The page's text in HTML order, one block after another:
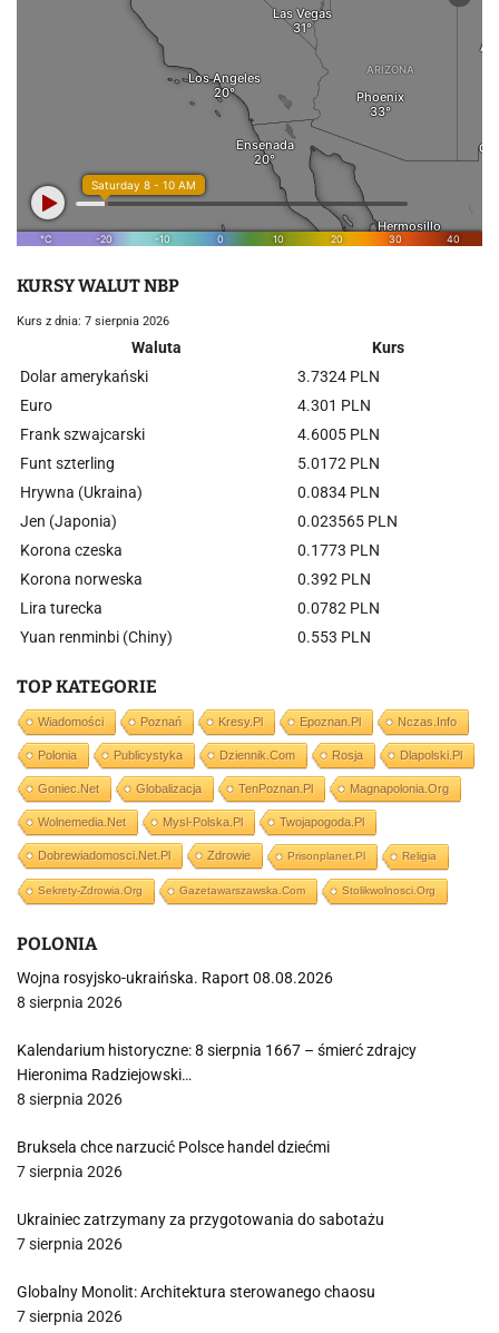
KURSY WALUT NBP
Kurs z dnia: 7 sierpnia 2026
Waluta
Kurs
Dolar amerykański
3.7324 PLN
Euro
4.301 PLN
Frank szwajcarski
4.6005 PLN
Funt szterling
5.0172 PLN
Hrywna (Ukraina)
0.0834 PLN
Jen (Japonia)
0.023565 PLN
Korona czeska
0.1773 PLN
Korona norweska
0.392 PLN
Lira turecka
0.0782 PLN
Yuan renminbi (Chiny)
0.553 PLN
TOP KATEGORIE
Wiadomości Poznań Kresy.pl Epoznan.pl Nczas.info
Polonia Publicystyka Dziennik.com Rosja Dlapolski.pl
Goniec.net Globalizacja TenPoznan.pl Magnapolonia.org
Wolnemedia.net Mysl-Polska.pl Twojapogoda.pl
Dobrewiadomosci.net.pl Zdrowie Prisonplanet.pl Religia
Sekrety-Zdrowia.org Gazetawarszawska.com Stolikwolnosci.org
POLONIA
Wojna rosyjsko-ukraińska. Raport 08.08.2026
8 sierpnia 2026
Kalendarium historyczne: 8 sierpnia 1667 – śmierć zdrajcy
Hieronima Radziejowski…
8 sierpnia 2026
Bruksela chce narzucić Polsce handel dziećmi
7 sierpnia 2026
Ukrainiec zatrzymany za przygotowania do sabotażu
7 sierpnia 2026
Globalny Monolit: Architektura sterowanego chaosu
7 sierpnia 2026